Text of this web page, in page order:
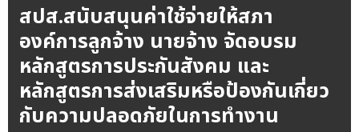
สปส.สนับสนุนค่าใช้จ่ายให้สภา
องค์การลูกจ้าง นายจ้าง จัดอบรม
หลักสูตรการประกันสังคม และ
หลักสูตรการส่งเสริมหรือป้องกันเกี่ยว
กับความปลอดภัยในการทำงาน